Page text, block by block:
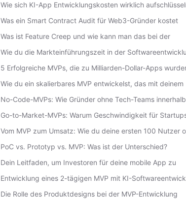
Wie sich KI-App Entwicklungskosten wirklich
Was ein Smart Contract Audit für Web3-Gründer kostet
Was ist Feature Creep und wie kann man das bei der
Wie du die Markteinführungszeit in der
5 Erfolgreiche MVPs, die zu Milliarden-Dollar-Apps
Wie du ein skalierbares MVP entwickelst, das mit deinem
No-Code-MVPs: Wie Gründer ohne Tech-Teams
Go-to-Market-MVPs: Warum Geschwindigkeit für
Vom MVP zum Umsatz: Wie du deine ersten 100 Nutzer
PoC vs. Prototyp vs. MVP: Was ist der Unterschied?
Dein Leitfaden, um Investoren für deine mobile App zu
Entwicklung eines 2-tägigen MVP mit KI-
Die Rolle des Produktdesigns bei der MVP-Entwicklung